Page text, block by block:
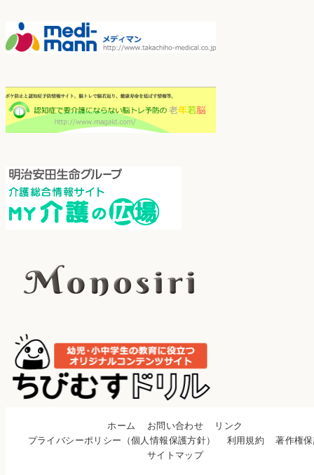
ホーム お問い合わせ
リンク
プライバシーポリシー（個人情報保護方針）
利用規約
著作権
サイトマップ